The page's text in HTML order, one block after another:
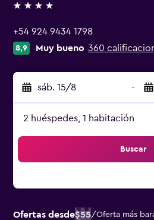
4 estrellas
+54 924 9434 1798
8,9 Muy bueno 360
sáb. 15/8 -
2 huéspedes, 1 habitación
Buscar
Ofertas desde$55/Oferta más